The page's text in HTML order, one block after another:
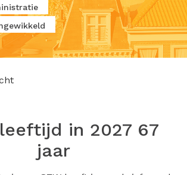
in 2027 67
jaar